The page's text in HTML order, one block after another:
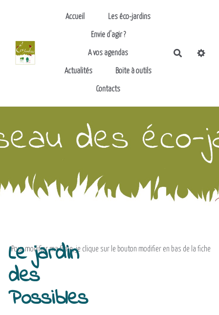
Aller au contenu principal
Accueil Les éco-jardins
Envie d'agir ?
A vos agendas
Actualités Boite à outils
Contacts
Pour modifier ma fiche, je clique sur le bouton modifier en bas de la fiche
Le jardin
des
Possibles